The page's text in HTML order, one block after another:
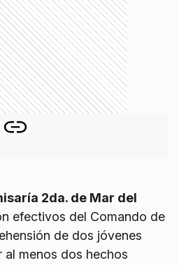
2da. de Mar del
efectivos del Comando de
de dos jóvenes
menos dos hechos